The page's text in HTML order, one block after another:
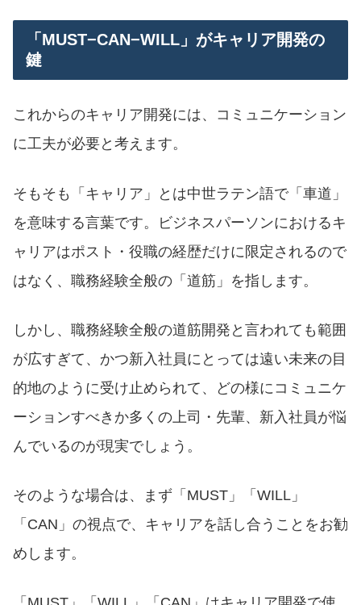
「MUST−CAN−WILL」がキャリア開発の
鍵
これからのキャリア開発には、コミュニケーション
に工夫が必要と考えます。
そもそも「キャリア」とは中世ラテン語で「車道」
を意味する言葉です。ビジネスパーソンにおけるキ
ャリアはポスト・役職の経歴だけに限定されるので
はなく、職務経験全般の「道筋」を指します。
しかし、職務経験全般の道筋開発と言われても範囲
が広すぎて、かつ新入社員にとっては遠い未来の目
的地のように受け止められて、どの様にコミュニケ
ーションすべきか多くの上司・先輩、新入社員が悩
んでいるのが現実でしょう。
そのような場合は、まず「MUST」「WILL」
「CAN」の視点で、キャリアを話し合うことをお勧
めします。